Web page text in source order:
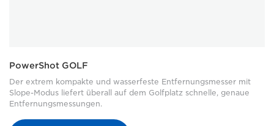
PowerShot GOLF
Der extrem kompakte und wasserfeste Entfernungsmesser mit
Slope-Modus liefert überall auf dem Golfplatz schnelle, genaue
Entfernungsmessungen.